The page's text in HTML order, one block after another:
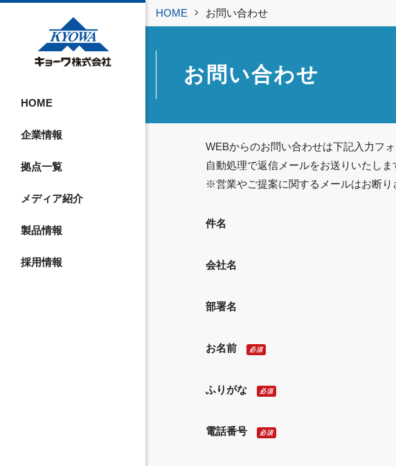
HOME
企業情報
拠点一覧
メディア紹介
製品情報
採用情報
HOME お問い合わせ
お問い合わせ
WEBからのお問い合わせは下記入力フ
自動処理で返信メールをお送りいたし
※営業やご提案に関するメールはお断り
件名
会社名
部署名
お名前 必須
ふりがな 必須
電話番号 必須